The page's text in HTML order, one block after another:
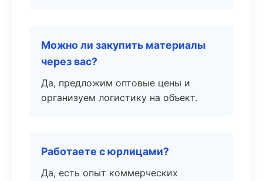
Можно ли закупить материалы
через вас?
Да, предложим оптовые цены и
организуем логистику на объект.
Работаете с юрлицами?
Да, есть опыт коммерческих